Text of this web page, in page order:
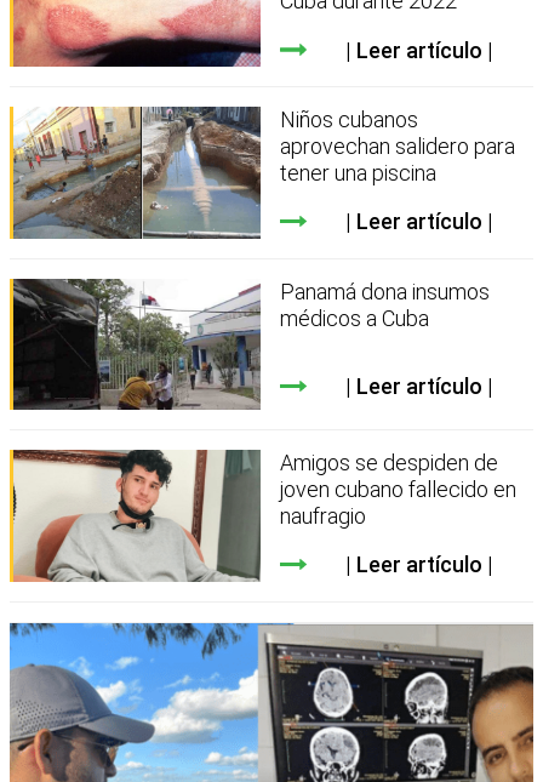
Leer artículo
Niños cubanos
aprovechan salidero para
tener una piscina
Leer artículo
Panamá dona insumos
médicos a Cuba
Leer artículo
Amigos se despiden de
joven cubano fallecido en
naufragio
Leer artículo